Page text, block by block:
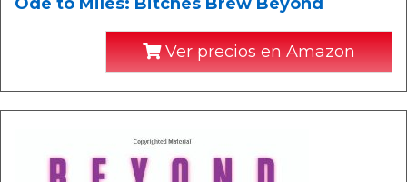
Ver precios en Amazon